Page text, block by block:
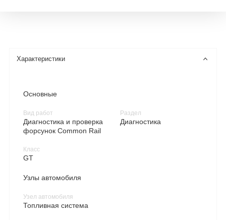
Характеристики
Основные
Вид работ
Диагностика и проверка
форсунок Common Rail
Класс
GT
Раздел
Диагностика
Узлы автомобиля
Узел автомобиля
Топливная система